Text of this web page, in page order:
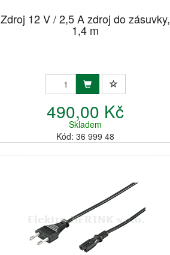
Zdroj 12 V / 2,5 A zdroj do zásuvky,
1,4 m
490,00 Kč
Skladem
Kód: 36 999 48